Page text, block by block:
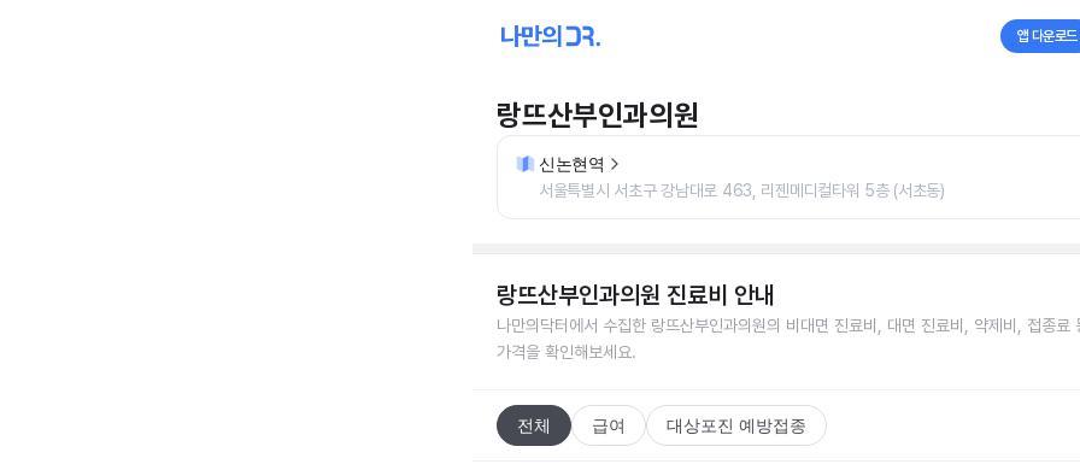
앱 다운로드
랑뜨산부인과의원
신논현역
서울특별시 서초구 강남대로 463, 리젠메디컬타워 5층 (서초동)
랑뜨산부인과의원 진료비 안내
나만의닥터에서 수집한 랑뜨산부인과의원의 비대면 진료비, 대면 진료비, 약제비, 접종료
가격을 확인해보세요.
전체 급여 대상포진 예방접종